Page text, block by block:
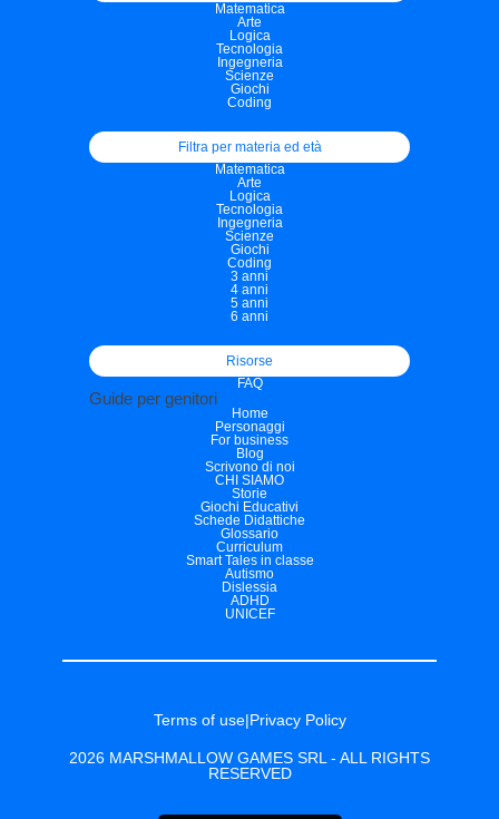
Matematica
Arte
Logica
Tecnologia
Ingegneria
Scienze
Giochi
Coding
Filtra per materia ed età
Matematica
Arte
Logica
Tecnologia
Ingegneria
Scienze
Giochi
Coding
3 anni
4 anni
5 anni
6 anni
Risorse
FAQ
Guide per genitori
Home
Personaggi
For business
Blog
Scrivono di noi
CHI SIAMO
Storie
Giochi Educativi
Schede Didattiche
Glossario
Curriculum
Smart Tales in classe
Autismo
Dislessia
ADHD
UNICEF
Terms of use|Privacy Policy
2026 MARSHMALLOW GAMES SRL - ALL RIGHTS
RESERVED